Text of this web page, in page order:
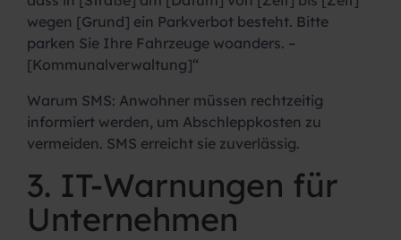
wegen [Grund] ein Parkverbot besteht. Bitte
parken Sie Ihre Fahrzeuge woanders. –
[Kommunalverwaltung]“
Warum SMS: Anwohner müssen rechtzeitig
informiert werden, um Abschleppkosten zu
vermeiden. SMS erreicht sie zuverlässig.
3. IT-Warnungen für
Unternehmen